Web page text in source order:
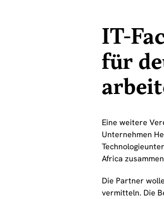
IT-
für
Eine weitere
Unternehmen
Africa
Die Partner
vermitteln. Die